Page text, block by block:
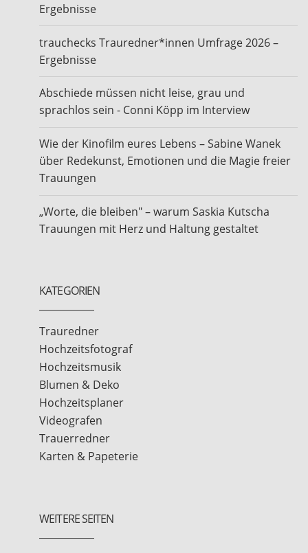
Ergebnisse
trauchecks Trauredner*innen Umfrage 2026 –
Ergebnisse
Abschiede müssen nicht leise, grau und
sprachlos sein - Conni Köpp im Interview
Wie der Kinofilm eures Lebens – Sabine Wanek
über Redekunst, Emotionen und die Magie freier
Trauungen
„Worte, die bleiben" – warum Saskia Kutscha
Trauungen mit Herz und Haltung gestaltet
KATEGORIEN
Trauredner
Hochzeitsfotograf
Hochzeitsmusik
Blumen & Deko
Hochzeitsplaner
Videografen
Trauerredner
Karten & Papeterie
WEITERE SEITEN